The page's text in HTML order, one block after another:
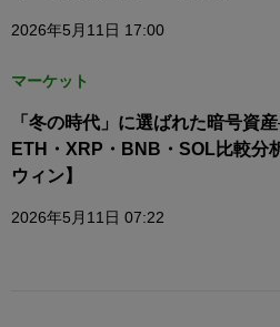
2026年5月11日 17:00
マーケット
「冬の時代」に選ばれた暗号資
ETH・XRP・BNB・SOL比較分
ウィン】
2026年5月11日 07:22